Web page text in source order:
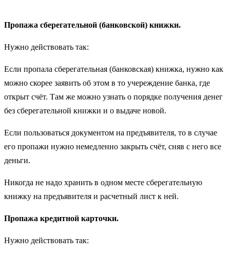
Пропажа сберегательной (банковской) книжки.
Нужно действовать так:
Если пропала сберегательная (банковская) книжка, нужно как
можно скорее заявить об этом в то учереждение банка, где
открыт счёт. Там же можно узнать о порядке получения денег
без сберегательной книжки и о выдаче новой.
Если пользоваться документом на предъявителя, то в случае
его пропажи нужно немедленно закрыть счёт, сняв с него все
деньги.
Никогда не надо хранить в одном месте сберегательную
книжку на предъявителя и расчетный лист к ней.
Пропажа кредитной карточки.
Нужно действовать так: